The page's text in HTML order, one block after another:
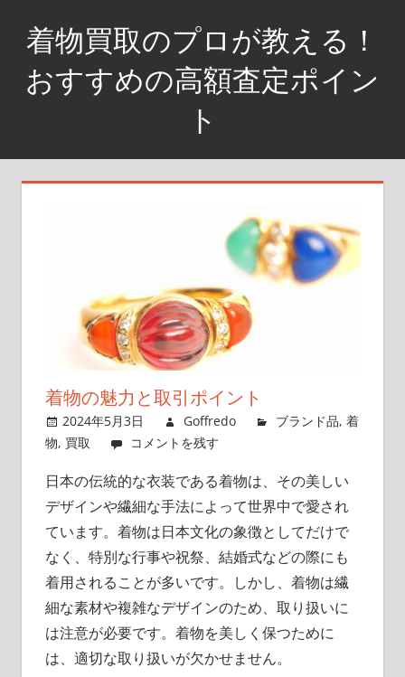
着物買取のプロが教える！
おすすめの高額査定ポイン
ト
着
物
う！
着物の魅力と取引ポイント
2024年5月3日 Goffredo ブランド品,着
物, 買取 コメントを残す
日本の伝統的な衣装である着物は、その美しい
デザインや繊細な手法によって世界中で愛され
ています。 着物は日本文化の象徴としてだけで
なく、特別な行事や祝祭、結婚式などの際にも
着用されることが多いです。しかし、着物は繊
細な素材や複雑なデザインのため、取り扱いに
は注意が必要です。着物を美しく保つために
は、適切な取り扱いが欠かせません。